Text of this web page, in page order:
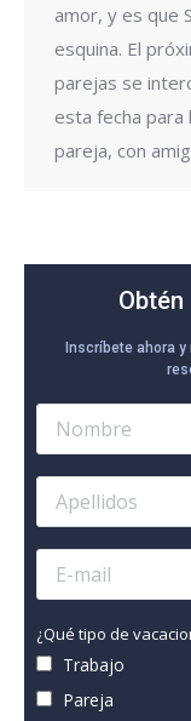
amor, y es que
esquina. El
parejas se
esta fecha para
pareja, con
Inscríbete ahora y
¿Qué tipo de
Trabajo
Pareja